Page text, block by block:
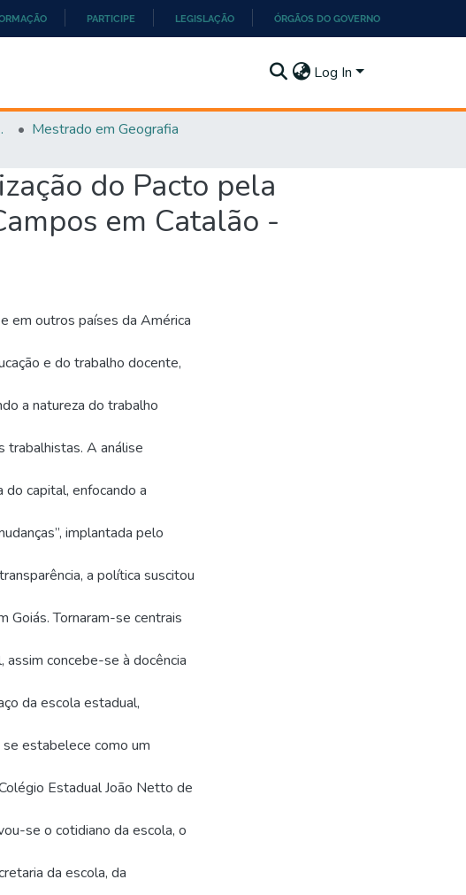
PARTICIPE LEGISLAÇÃO ÓRGÃOS DO GOVERNO
Log In
Mestrado em Geografia
do Pacto pela
em Catalão -
em outros países da América
e do trabalho docente,
a natureza do trabalho
trabalhistas. A análise
capital, enfocando a
implantada pelo
a política suscitou
Goiás. Tornaram-se centrais
assim concebe-se à docência
da escola estadual,
estabelece como um
Estadual João Netto de
se o cotidiano da escola, o
da escola, da